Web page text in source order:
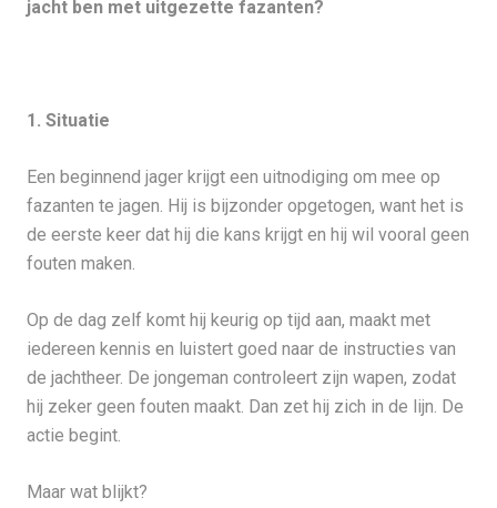
jacht ben met uitgezette fazanten?
1. Situatie
Een beginnend jager krijgt een uitnodiging om mee op
fazanten te jagen. Hij is bijzonder opgetogen, want het is
de eerste keer dat hij die kans krijgt en hij wil vooral geen
fouten maken.
Op de dag zelf komt hij keurig op tijd aan, maakt met
iedereen kennis en luistert goed naar de instructies van
de jachtheer. De jongeman controleert zijn wapen, zodat
hij zeker geen fouten maakt. Dan zet hij zich in de lijn. De
actie begint.
Maar wat blijkt?